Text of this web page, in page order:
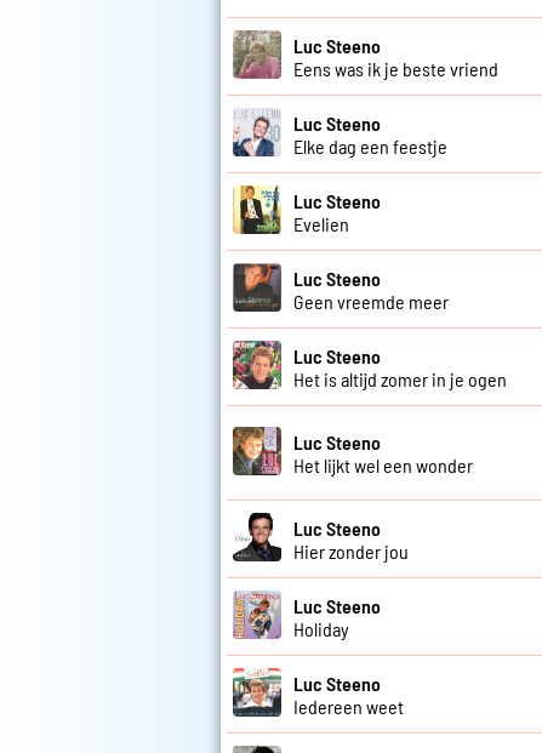
Luc Steeno
Eens was ik je beste vriend
Luc Steeno
Elke dag een feestje
Luc Steeno
Evelien
Luc Steeno
Geen vreemde meer
Luc Steeno
Het is altijd zomer in je ogen
Luc Steeno
Het lijkt wel een wonder
Luc Steeno
Hier zonder jou
Luc Steeno
Holiday
Luc Steeno
Iedereen weet